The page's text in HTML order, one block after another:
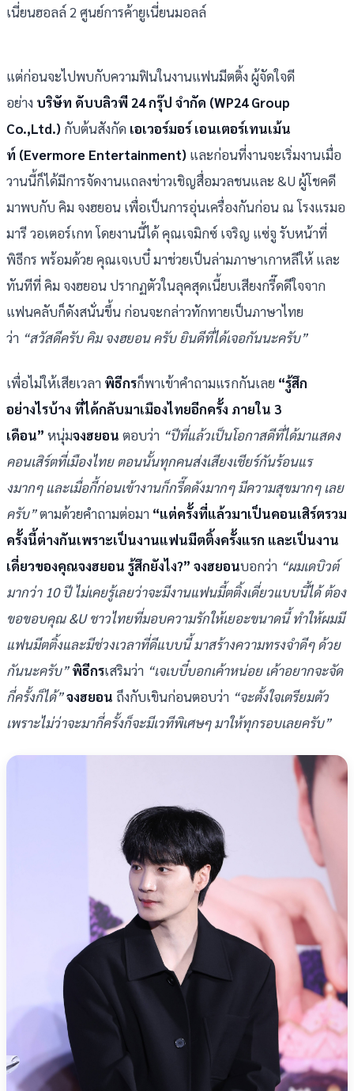
เนี่ยนฮอลล์ 2 ศูนย์การค้ายูเนี่ยนมอลล์
แต่ก่อนจะไปพบกับความฟินในงานแฟนมีตติ้ง ผู้จัดใจดี
อย่าง บริษัท ดับบลิวพี 24 กรุ๊ป จำกัด (WP24 Group
Co.,Ltd.) กับต้นสังกัด เอเวอร์มอร์ เอนเตอร์เทนเม้น
ท์ (Evermore Entertainment) และก่อนที่งานจะเริ่มงานเมื่อ
วานนี้ก็ได้มีการจัดงานแถลงข่าวเชิญสื่อมวลชนและ &U ผู้โชคดี
มาพบกับ คิม จงฮยอน เพื่อเป็นการอุ่นเครื่องกันก่อน ณ โรงแรมอ
มารี วอเตอร์เกท โดยงานนี้ได้ คุณเจมิกซ์ เจริญ แซ่จู รับหน้าที่
พิธีกร พร้อมด้วย คุณเจเบบี๋ มาช่วยเป็นล่ามภาษาเกาหลีให้ และ
ทันทีที่ คิม จงฮยอน ปรากฏตัวในลุคสุดเนี้ยบเสียงกรี๊ดดีใจจาก
แฟนคลับก็ดังสนั่นขึ้น ก่อนจะกล่าวทักทายเป็นภาษาไทย
ว่า “สวัสดีครับ คิม จงฮยอน ครับ ยินดีที่ได้เจอกันนะครับ”
เพื่อไม่ให้เสียเวลา พิธีกรก็พาเข้าคำถามแรกกันเลย “รู้สึก
อย่างไรบ้าง ที่ได้กลับมาเมืองไทยอีกครั้ง ภายใน 3
เดือน” หนุ่มจงฮยอน ตอบว่า “ปีที่แล้วเป็นโอกาสดีที่ได้มาแสดง
คอนเสิร์ตที่เมืองไทย ตอนนั้นทุกคนส่งเสียงเชียร์กันร้อนแร
งมากๆ และเมื่อกี้ก่อนเข้างานก็กรี๊ดดังมากๆ มีความสุขมากๆ เลย
ครับ”ตามด้วยคำถามต่อมา “แต่ครั้งที่แล้วมาเป็นคอนเสิร์ตรวม
ครั้งนี้ต่างกันเพราะเป็นงานแฟนมีตติ้งครั้งแรก และเป็นงาน
เดี่ยวของคุณจงฮยอน รู้สึกยังไง?” จงฮยอนบอกว่า “ผมเดบิวต์
มากว่า 10 ปี ไม่เคยรู้เลยว่าจะมีงานแฟนมี้ตติ้งเดี่ยวแบบนี้ได้ ต้อง
ขอขอบคุณ &U ชาวไทยที่มอบความรักให้เยอะขนาดนี้ ทำให้ผมมี
แฟนมีตติ้งและมีช่วงเวลาที่ดีแบบนี้ มาสร้างความทรงจำดีๆ ด้วย
กันนะครับ” พิธีกรเสริมว่า “เจเบบี๋บอกเค้าหน่อย เค้าอยากจะจัด
กี่ครั้งก็ได้”จงฮยอน ถึงกับเขินก่อนตอบว่า “จะตั้งใจเตรียมตัว
เพราะไม่ว่าจะมากี่ครั้งก็จะมีเวทีพิเศษๆ มาให้ทุกรอบเลยครับ”